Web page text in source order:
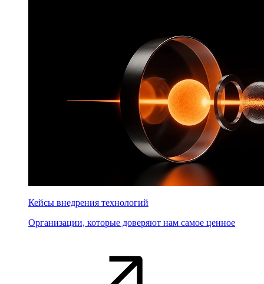
Кейсы внедрения технологий
Организации, которые доверяют нам самое ценное